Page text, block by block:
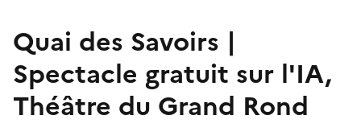
Quai des Savoirs |
Spectacle gratuit sur l'IA,
Théâtre du Grand Rond